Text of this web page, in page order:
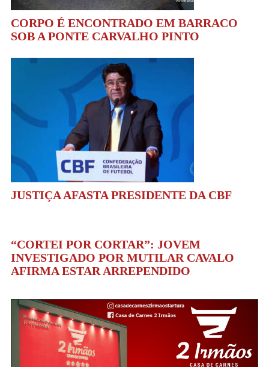
CORPO É ENCONTRADO EM BARRACO
SOB A PONTE CARVALHO PINTO
JUSTIÇA AFASTA PRESIDENTE DA CBF
“CORTEI POR CORTAR”: JOVEM
INVESTIGADO POR MUTILAR CAVALO
AFIRMA ESTAR ARREPENDIDO